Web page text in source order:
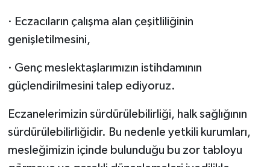
· Eczacıların çalışma alan çeşitliliğinin
genişletilmesini,
· Genç meslektaşlarımızın istihdamının
güçlendirilmesini talep ediyoruz.
Eczanelerimizin sürdürülebilirliği, halk sağlığının
sürdürülebilirliğidir. Bu nedenle yetkili kurumları,
mesleğimizin içinde bulunduğu bu zor tabloyu